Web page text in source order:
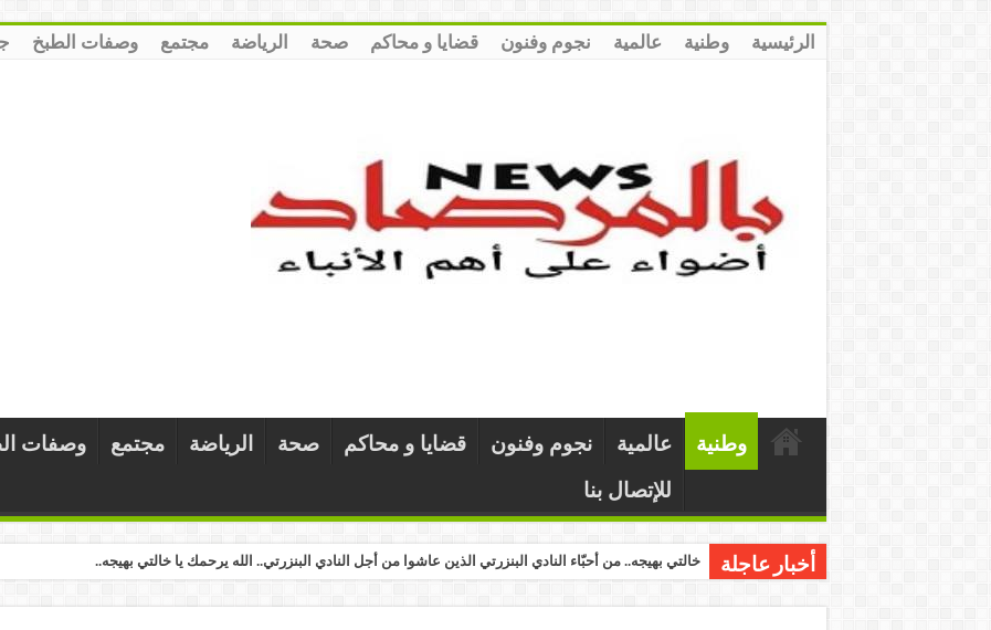
الرئيسية وطنية عالمية نجوم وفنون قضايا و محاكم صحة الرياضة مجتمع وصفات الطبخ
وطنية عالمية نجوم وفنون قضايا و محاكم صحة الرياضة مجتمع وصفات
للإتصال بنا
أخبار عاجلة خالتي بهيجه.. من أحبّاء النادي البنزرتي الذين عاشوا من أجل النادي البنزرتي.. الله يرحمك يا خالتي بهيجه..